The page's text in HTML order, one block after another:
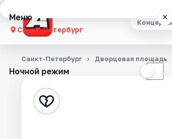
Концерты
Меню ×
Санкт-Петербург
Концерты
Стендап
Ночной режим ☾
Санкт-Петербург Дворцовая площадь